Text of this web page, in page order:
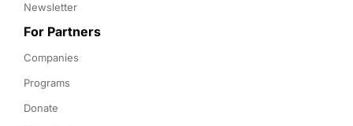
Newsletter
For Partners
Companies
Programs
Donate